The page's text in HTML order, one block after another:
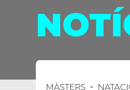
MÀSTERS